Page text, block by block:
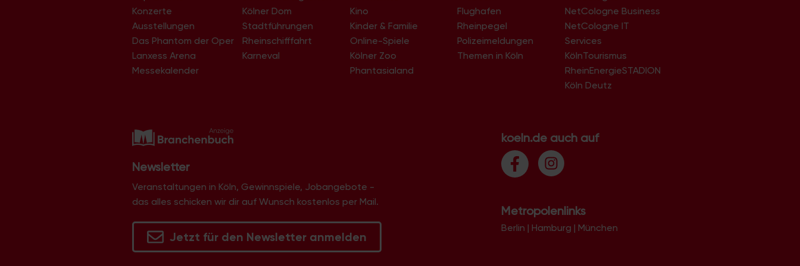
-
N
a
v
t
o
n
Konzerte
Ausstellungen
Das Phantom der Oper
Lanxess Arena
Messekalender
Kölner Dom
Stadtführungen
Rheinschifffahrt
Karneval
Kino
Kinder & Familie
Online-Spiele
Kölner Zoo
Phantasialand
Flughafen
Rheinpegel
Polizeimeldungen
Themen in Köln
NetCologne Business
NetCologne IT
Services
KölnTourismus
RheinEnergieSTADION
Köln Deutz
Newsletter
Veranstaltungen in Köln, Gewinnspiele, Jobangebote -
das alles schicken wir dir auf Wunsch kostenlos per Mail.
Jetzt für den Newsletter anmelden
koeln.de auch auf
Metropolenlinks
Berlin | Hamburg | München